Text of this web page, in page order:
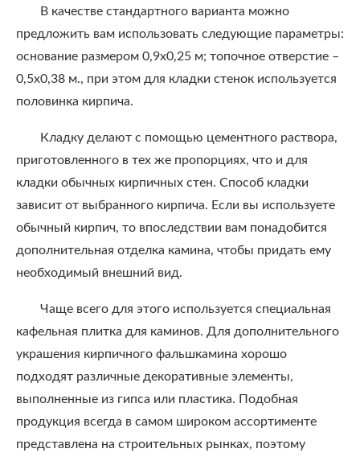
В качестве стандартного варианта можно
предложить вам использовать следующие параметры:
основание размером 0,9х0,25 м; топочное отверстие –
0,5х0,38 м., при этом для кладки стенок используется
половинка кирпича.
Кладку делают с помощью цементного раствора,
приготовленного в тех же пропорциях, что и для
кладки обычных кирпичных стен. Способ кладки
зависит от выбранного кирпича. Если вы используете
обычный кирпич, то впоследствии вам понадобится
дополнительная отделка камина, чтобы придать ему
необходимый внешний вид.
Чаще всего для этого используется специальная
кафельная плитка для каминов. Для дополнительного
украшения кирпичного фальшкамина хорошо
подходят различные декоративные элементы,
выполненные из гипса или пластика. Подобная
продукция всегда в самом широком ассортименте
представлена на строительных рынках, поэтому